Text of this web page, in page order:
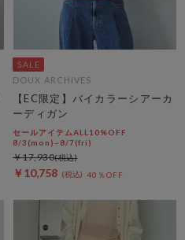
DOUX ARCHIVES
【EC限定】バイカラーシアーカ
ーディガン
セールアイテムALL10%OFF
8/3(mon)~8/7(fri)
￥10,758 40％OFF
￥17,930